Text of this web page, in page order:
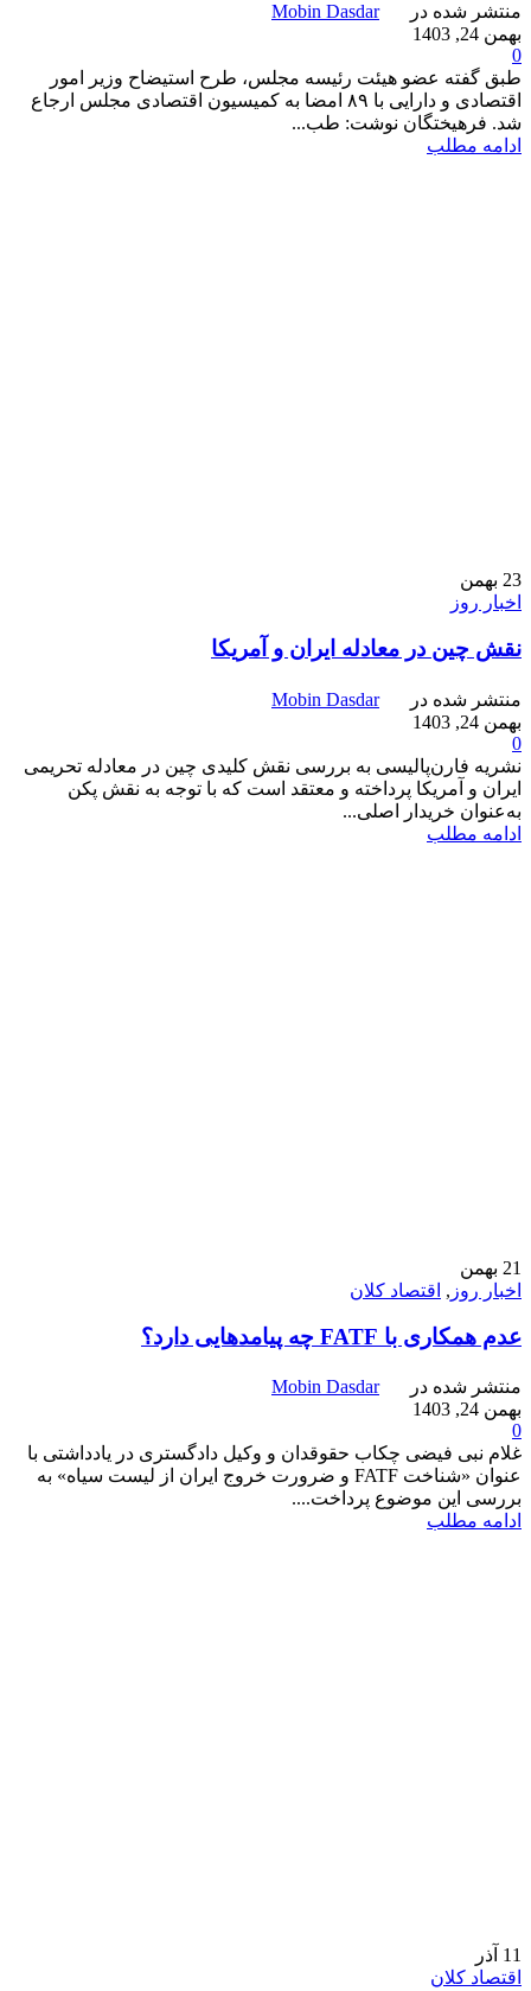
منتشر شده در
Mobin Dasdar
بهمن 24, 1403
0
طبق گفته عضو هیئت رئیسه مجلس، طرح استیضاح وزیر امور
اقتصادی و دارایی با ۸۹ امضا به کمیسیون اقتصادی مجلس ارجاع
شد. فرهیختگان نوشت: طب...
ادامه مطلب
23 بهمن
اخبار روز
نقش چین در معادله ایران و آمریکا
منتشر شده در
Mobin Dasdar
بهمن 24, 1403
0
نشریه فارن‌پالیسی به بررسی نقش کلیدی چین در معادله تحریمی
ایران و آمریکا پرداخته و معتقد است که با توجه به نقش پکن
به‌عنوان خریدار اصلی...
ادامه مطلب
21 بهمن
اخبار روز , اقتصاد کلان
عدم همکاری با FATF چه پیامدهایی دارد؟
منتشر شده در
Mobin Dasdar
بهمن 24, 1403
0
غلام نبی فیضی چکاب حقوقدان و وکیل دادگستری در یادداشتی با
عنوان «شناخت FATF و ضرورت خروج ایران از لیست سیاه» به
بررسی این موضوع پرداخت....
ادامه مطلب
11 آذر
اقتصاد کلان